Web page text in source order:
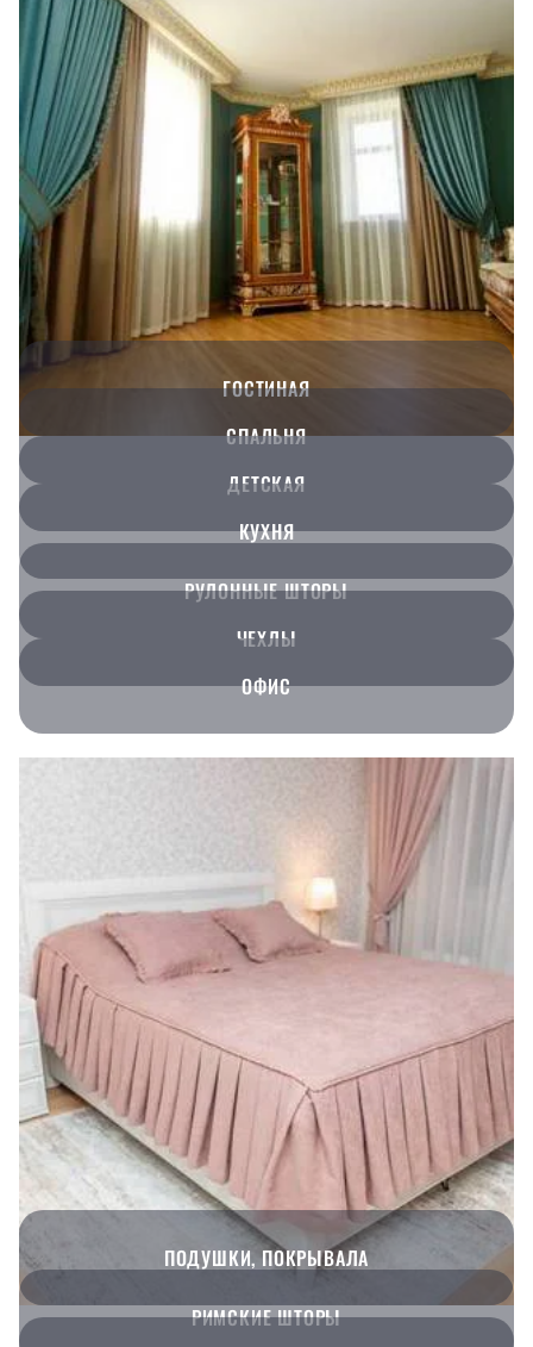
ГОСТИНАЯ
СПАЛЬНЯ
ДЕТСКАЯ
КУХНЯ
РУЛОННЫЕ ШТОРЫ
ЧЕХЛЫ
ОФИС
ПОДУШКИ, ПОКРЫВАЛА
РИМСКИЕ ШТОРЫ